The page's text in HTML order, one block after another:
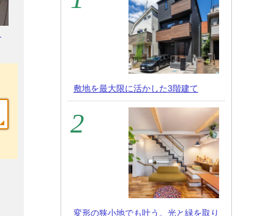
敷地を最大限に活かした3階建て
変形の狭小地でも叶う。光と緑を取り